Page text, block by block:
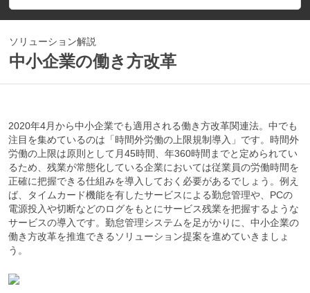
ソリューション解説
中小企業の働き方改革
2020年4月から中小企業でも適用される働き方改革関連法。中でも
注目を集めているのは「時間外労働の上限規制導入」です。時間外
労働の上限は原則として月45時間、年360時間までと定められてい
るため、残業が常態化している企業においては従業員の労働時間を
正確に把握できる仕組みを導入しておく必要があるでしょう。例え
ば、タイムカード機能を有したサービスによる勤怠管理や、PCの
電源投入や切断などのログをもとにサービス残業を把握するような
サービスの導入です。勤怠管理システムを足がかりに、中小企業の
働き方改革を推進できるソリューション提案を進めていきましょ
う。